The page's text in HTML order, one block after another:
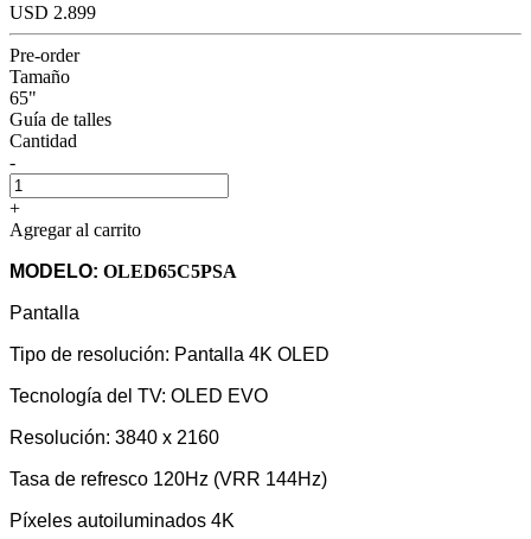
USD 2.899
Pre-order
Tamaño
65"
Guía de talles
Cantidad
-
+
Agregar al carrito
MODELO: OLED65C5PSA
Pantalla
Tipo de resolución: Pantalla 4K OLED
Tecnología del TV: OLED EVO
Resolución: 3840 x 2160
Tasa de refresco 120Hz (VRR 144Hz)
Píxeles autoiluminados 4K